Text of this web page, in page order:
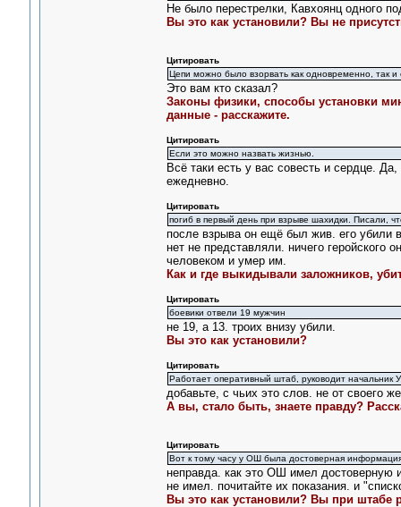
Не было перестрелки, Кавхоянц одного
Вы это как установили? Вы не
Цитировать
Цепи можно было взорвать как одновременно, так
Это вам кто сказал?
Законы физики, способы установки
данные - расскажите.
Цитировать
Если это можно назвать жизнью.
Всё таки есть у вас совесть и сердце.
ежедневно.
Цитировать
погиб в первый день при взрыве шахидки. Писали,
после взрыва он ещё был жив. его убили
нет не представляли. ничего
человеком и умер им.
Как и где выкидывали заложников,
Цитировать
боевики отвели 19 мужчин
не 19, а 13. троих внизу убили.
Вы это как установили?
Цитировать
Работает оперативный штаб, руководит
добавьте, с чьих это слов. не от своего
А вы, стало быть, знаете правду?
Цитировать
Вот к тому часу у ОШ была достоверная
неправда. как это ОШ имел достоверную
не имел. почитайте их показания. и
Вы это как установили? Вы при штабе